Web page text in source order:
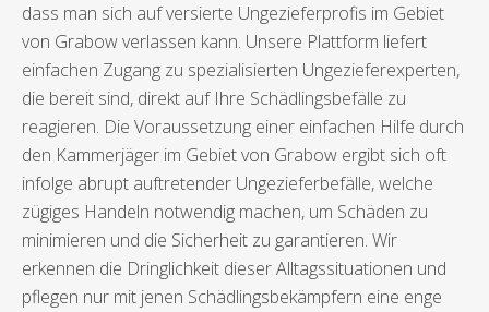
dass man sich auf versierte Ungezieferprofis im Gebiet
von Grabow verlassen kann. Unsere Plattform liefert
einfachen Zugang zu spezialisierten Ungezieferexperten,
die bereit sind, direkt auf Ihre Schädlingsbefälle zu
reagieren. Die Voraussetzung einer einfachen Hilfe durch
den Kammerjäger im Gebiet von Grabow ergibt sich oft
infolge abrupt auftretender Ungezieferbefälle, welche
zügiges Handeln notwendig machen, um Schäden zu
minimieren und die Sicherheit zu garantieren. Wir
erkennen die Dringlichkeit dieser Alltagssituationen und
pflegen nur mit jenen Schädlingsbekämpfern eine enge